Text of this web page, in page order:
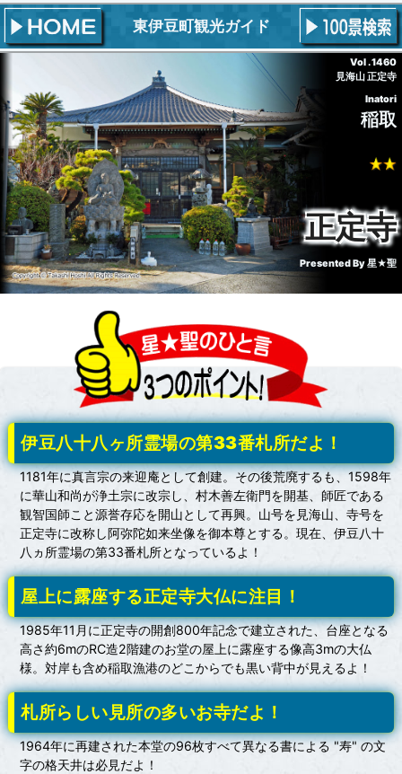
東伊豆町観光ガイド
Vol . 1460
見海山 正定寺
Inatori
稲取
正定寺
Presented By星★聖
伊豆八十八ヶ所霊場の第33番札所だよ！
1181年に真言宗の来迎庵として創建。その後荒廃するも、1598年
に華山和尚が浄土宗に改宗し、村木善左衛門を開基、師匠である
観智国師こと源誉存応を開山として再興。山号を見海山、寺号を
正定寺に改称し阿弥陀如来坐像を御本尊とする。現在、伊豆八十
八ヵ所霊場の第33番札所となっているよ！
屋上に露座する正定寺大仏に注目！
1985年11月に正定寺の開創800年記念で建立された、台座となる
高さ約6mのRC造2階建のお堂の屋上に露座する像高3mの大仏
様。対岸も含め稲取漁港のどこからでも黒い背中が見えるよ！
札所らしい見所の多いお寺だよ！
1964年に再建された本堂の96枚すべて異なる書による "寿" の文
字の格天井は必見だよ！